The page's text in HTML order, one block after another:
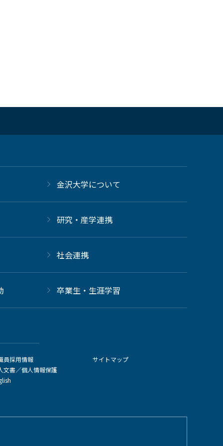
金沢大学について
研究・産学連携
社会連携
卒業生・生涯学習
員採用情報
文書／個人情報保護
サイトマップ